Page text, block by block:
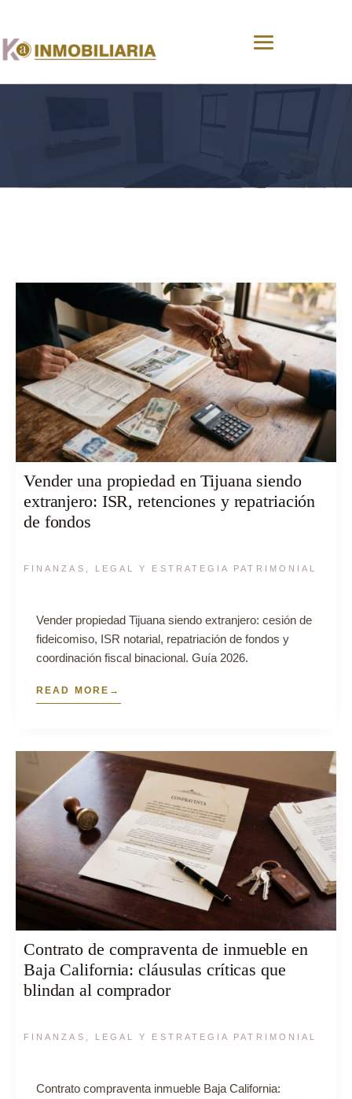
Vender una propiedad en Tijuana siendo
extranjero: ISR, retenciones y repatriación
de fondos
FINANZAS, LEGAL Y ESTRATEGIA PATRIMONIAL
Vender propiedad Tijuana siendo extranjero: cesión de
fideicomiso, ISR notarial, repatriación de fondos y
coordinación fiscal binacional. Guía 2026.
READ MORE
Contrato de compraventa de inmueble en
Baja California: cláusulas críticas que
blindan al comprador
FINANZAS, LEGAL Y ESTRATEGIA PATRIMONIAL
Contrato compraventa inmueble Baja California: